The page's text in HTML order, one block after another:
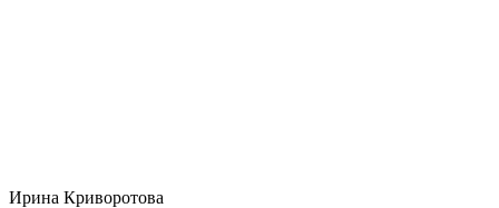
Ирина Криворотова